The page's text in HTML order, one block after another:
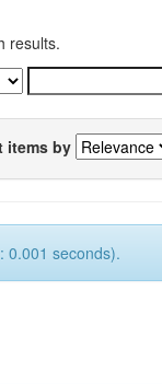
results.
items by
0.001 seconds).